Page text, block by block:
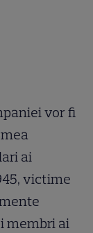
vor fi
ai
victime
membri ai